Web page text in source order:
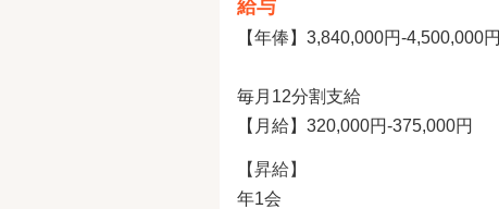
給与
【年俸】3,840,000円-4,500,000円
毎月12分割支給
【月給】320,000円-375,000円
【昇給】
年1会